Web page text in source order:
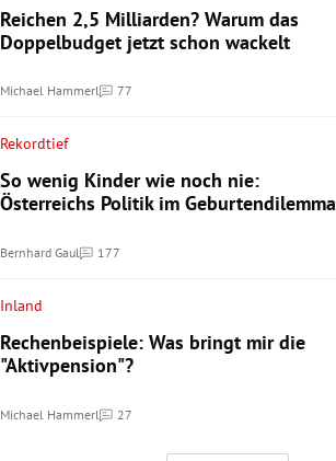
Reichen 2,5 Milliarden? Warum das
Doppelbudget jetzt schon wackelt
Michael Hammerl 77
Kommentare
Rekordtief
So wenig Kinder wie noch nie:
Österreichs Politik im Geburtendilemma
Bernhard Gaul 177
Kommentare
Inland
Rechenbeispiele: Was bringt mir die
"Aktivpension"?
Michael Hammerl 27
Kommentare